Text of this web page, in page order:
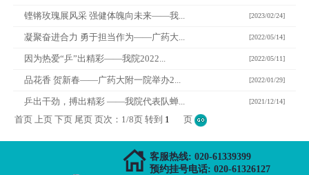
铿锵玫瑰展风采 强健体魄向未来——我... [2023/02/24]
凝聚奋进合力 勇于担当作为——广药大... [2022/05/14]
因为热爱“乒”出精彩——我院2022... [2022/05/11]
品花香 贺新春——广药大附一院举办2... [2022/01/29]
乒出干劲，搏出精彩 ——我院代表队蝉... [2021/12/14]
首页 上页 下页 尾页页次：1/8页 转到 页
 客服热线: 020-61339399
预约挂号电话: 020-61326127